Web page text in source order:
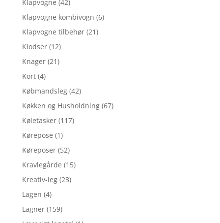
Klapvogne (42)
Klapvogne kombivogn (6)
Klapvogne tilbehør (21)
Klodser (12)
Knager (21)
Kort (4)
Købmandsleg (42)
Køkken og Husholdning (67)
Køletasker (117)
Kørepose (1)
Køreposer (52)
Kravlegårde (15)
Kreativ-leg (23)
Lagen (4)
Lagner (159)